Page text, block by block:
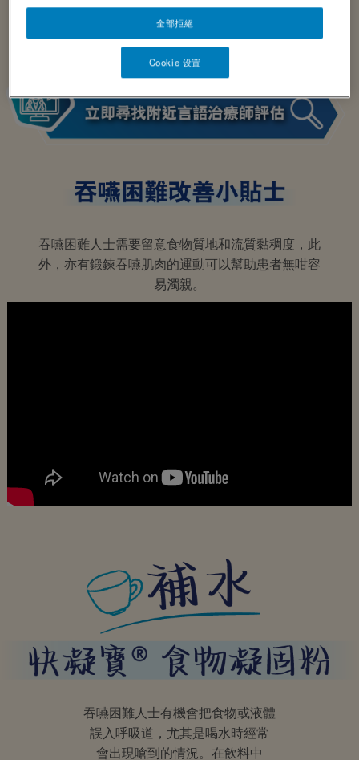
吞嚥困難人士需要留意食物質地和流質黏稠度，此
外，亦有鍛鍊吞嚥肌肉的運動可以幫助患者無咁容
易濁親。
吞嚥困難人士有機會把食物或液體
誤入呼吸道，尤其是喝水時經常
會出現嗆到的情況。在飲料中
全部拒絕
Cookie 设置